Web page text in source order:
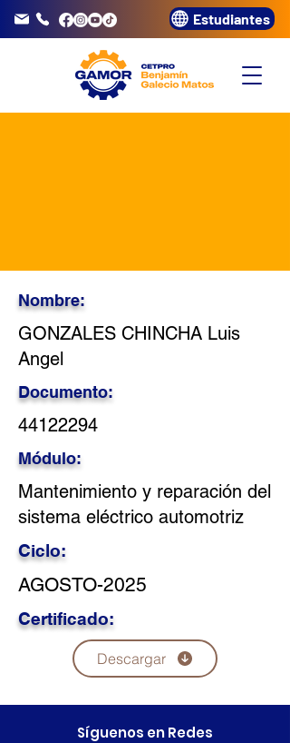
3320072 Estudiantes
Nombre:
GONZALES CHINCHA Luis
Angel
Documento:
44122294
Módulo:
Mantenimiento y reparación del
sistema eléctrico automotriz
Ciclo:
AGOSTO-2025
Certificado:
Descargar
Síguenos en Redes